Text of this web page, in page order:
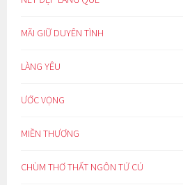
MÃI GIỮ DUYÊN TÌNH
LÀNG YÊU
ƯỚC VỌNG
MIỀN THƯƠNG
CHÙM THƠ THẤT NGÔN TỨ CÚ